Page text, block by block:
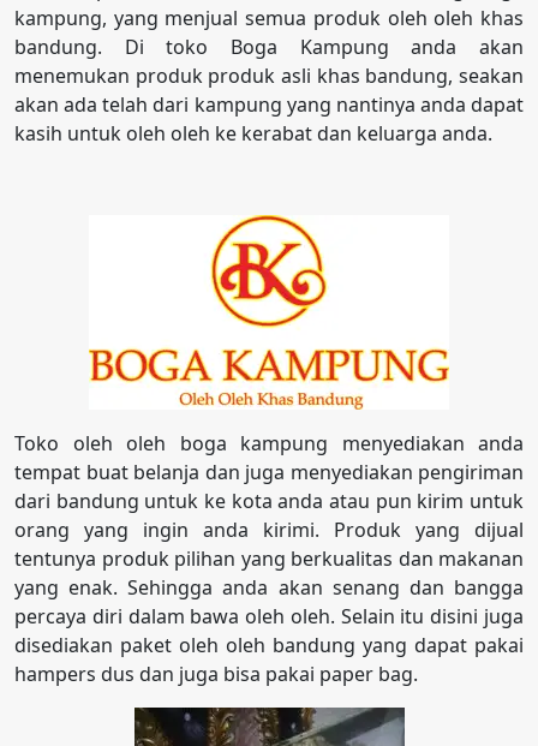
kampung, yang menjual semua produk oleh oleh khas
bandung. Di toko Boga Kampung anda akan
menemukan produk produk asli khas bandung, seakan
akan ada telah dari kampung yang nantinya anda dapat
kasih untuk oleh oleh ke kerabat dan keluarga anda.
Toko oleh oleh boga kampung menyediakan anda
tempat buat belanja dan juga menyediakan pengiriman
dari bandung untuk ke kota anda atau pun kirim untuk
orang yang ingin anda kirimi. Produk yang dijual
tentunya produk pilihan yang berkualitas dan makanan
yang enak. Sehingga anda akan senang dan bangga
percaya diri dalam bawa oleh oleh. Selain itu disini juga
disediakan paket oleh oleh bandung yang dapat pakai
hampers dus dan juga bisa pakai paper bag.